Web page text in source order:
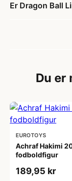
Er Dragon Ball
Du er
EUROTOYS
Achraf Hakimi
fodboldfigur
189,95 kr